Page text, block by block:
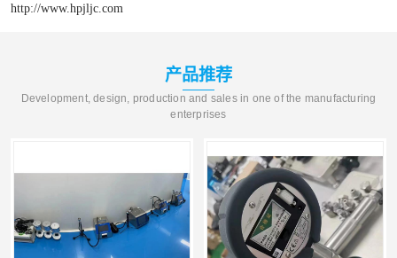
http://www.hpjljc.com
产品推荐
Development, design, production and sales in one of the manufacturing
enterprises